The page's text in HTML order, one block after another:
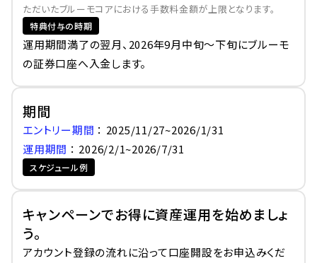
ただいたブルーモコアにおける手数料金額が上限となります。
特典付与の時期
運用期間満了の翌月、2026年9月中旬～下旬にブルーモ
の証券口座へ入金します。
期間
エントリー期間 ： 2025/11/27~2026/1/31
運用期間 ： 2026/2/1~2026/7/31
スケジュール例
キャンペーンでお得に資産運用を始めましょ
う。
アカウント登録の流れに沿って口座開設をお申込みくだ